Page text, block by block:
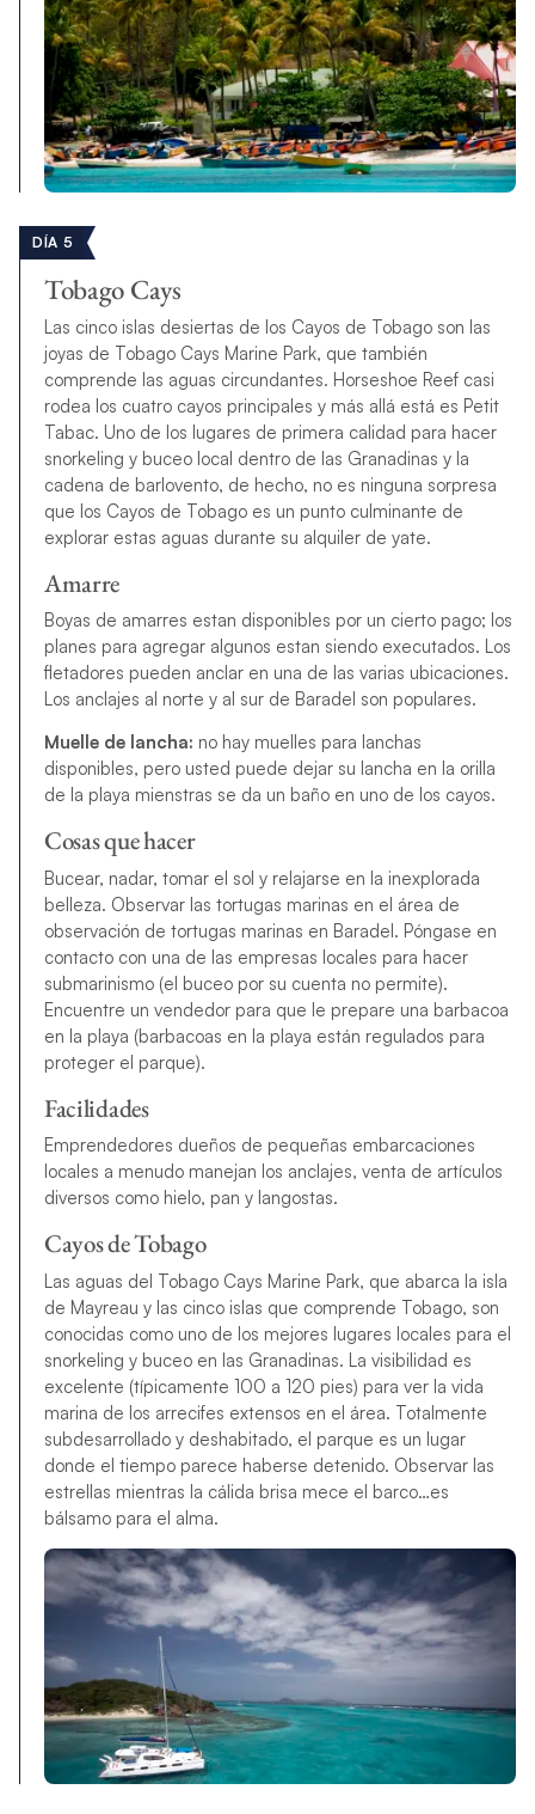
DÍA 5
Tobago Cays
Las cinco islas desiertas de los Cayos de Tobago son las
joyas de Tobago Cays Marine Park, que también
comprende las aguas circundantes. Horseshoe Reef casi
rodea los cuatro cayos principales y más allá está es Petit
Tabac. Uno de los lugares de primera calidad para hacer
snorkeling y buceo local dentro de las Granadinas y la
cadena de barlovento, de hecho, no es ninguna sorpresa
que los Cayos de Tobago es un punto culminante de
explorar estas aguas durante su alquiler de yate.
Amarre
Boyas de amarres estan disponibles por un cierto pago; los
planes para agregar algunos estan siendo executados. Los
fletadores pueden anclar en una de las varias ubicaciones.
Los anclajes al norte y al sur de Baradel son populares.
Muelle de lancha: no hay muelles para lanchas
disponibles, pero usted puede dejar su lancha en la orilla
de la playa mienstras se da un baño en uno de los cayos.
Cosas que hacer
Bucear, nadar, tomar el sol y relajarse en la inexplorada
belleza. Observar las tortugas marinas en el área de
observación de tortugas marinas en Baradel. Póngase en
contacto con una de las empresas locales para hacer
submarinismo (el buceo por su cuenta no permite).
Encuentre un vendedor para que le prepare una barbacoa
en la playa (barbacoas en la playa están regulados para
proteger el parque).
Facilidades
Emprendedores dueños de pequeñas embarcaciones
locales a menudo manejan los anclajes, venta de artículos
diversos como hielo, pan y langostas.
Cayos de Tobago
Las aguas del Tobago Cays Marine Park, que abarca la isla
de Mayreau y las cinco islas que comprende Tobago, son
conocidas como uno de los mejores lugares locales para el
snorkeling y buceo en las Granadinas. La visibilidad es
excelente (típicamente 100 a 120 pies) para ver la vida
marina de los arrecifes extensos en el área. Totalmente
subdesarrollado y deshabitado, el parque es un lugar
donde el tiempo parece haberse detenido. Observar las
estrellas mientras la cálida brisa mece el barco…es
bálsamo para el alma.